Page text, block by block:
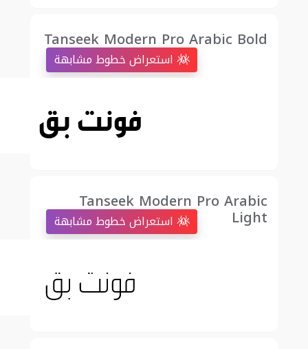
Tanseek Modern Pro Arabic Bold
Tanseek Modern Pro Arabic
Light